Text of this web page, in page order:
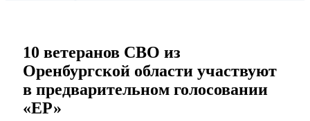
10 ветеранов СВО из
Оренбургской области участвуют
в предварительном голосовании
«ЕР»